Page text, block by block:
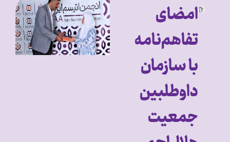
امضای
تفاهم‌نامه
با سازمان
داوطلبین
جمعیت